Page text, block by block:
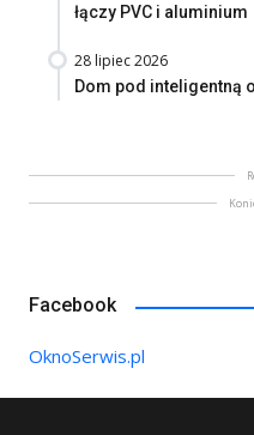
łączy PVC i aluminium
28 lipiec 2026
Dom pod inteligentną
Facebook
OknoSerwis.pl